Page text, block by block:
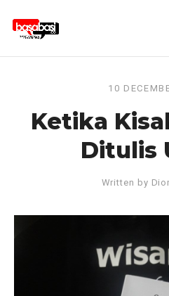
10
Ketika
Ditulis
Written by